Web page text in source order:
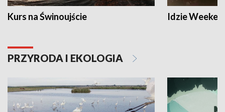
Kurs na Świnoujście Idzie
PRZYRODA I EKOLOGIA